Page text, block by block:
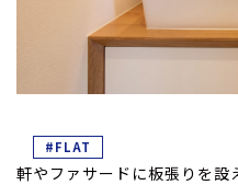
#FLAT
軒やファサードに板張りを設